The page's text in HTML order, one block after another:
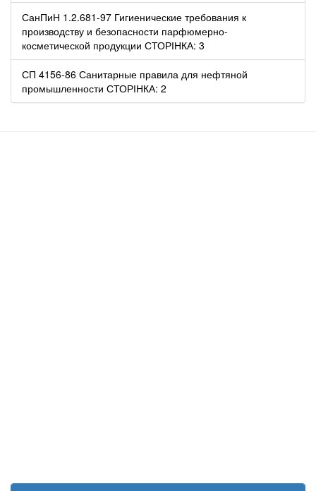
СанПиН 1.2.681-97 Гигиенические требования к
производству и безопасности парфюмерно-
косметической продукции СТОРІНКА: 3
СП 4156-86 Санитарные правила для нефтяной
промышленности СТОРІНКА: 2